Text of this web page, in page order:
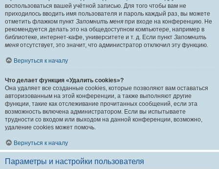
воспользоваться вашей учётной записью. Для того чтобы вам не
приходилось вводить имя пользователя и пароль каждый раз, вы можете
отметить флажком пункт Запомнить меня при входе на конференцию. Не
рекомендуется делать это на общедоступном компьютере, например в
библиотеке, интернет-кафе, университете и т. д. Если пункт Запомнить
меня отсутствует, это значит, что администратор отключил эту функцию.
Вернуться к началу
Что делает функция «Удалить cookies»?
Она удаляет все созданные cookies, которые позволяют вам оставаться
авторизованным на этой конференции, а также выполняют другие
функции, такие как отслеживание прочитанных сообщений, если эта
возможность включена администратором. Если вы испытываете
трудности со входом или выходом на данной конференции, возможно,
удаление cookies может помочь.
Вернуться к началу
Параметры и настройки пользователя